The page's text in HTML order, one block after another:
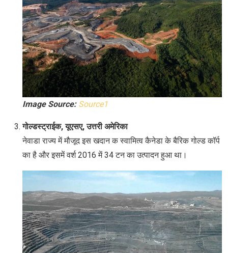
Image Source: Source1
गोल्डस्ट्राईक, यूएसए, उत्तरी अमेरिका
नेवाडा राज्य में मौजूद इस खदान क स्वामित्व कैनेडा के बैरिक गोल्ड कॉर्प
का है और इसमें वर्श 2016 में 34 टन का उत्पादन हुआ था।